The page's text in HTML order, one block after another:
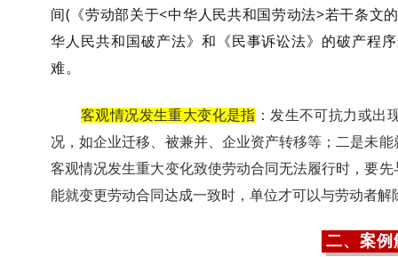
间(《劳动部关于<中华人民共和国劳动法>若干条文
华人民共和国破产法》和《民事诉讼法》的破产程
难。
客观情况发生重大变化是指 ：发生不可抗力或出
况，如企业迁移、被兼并、企业资产转移等；二是未
客观情况发生重大变化致使劳动合同无法履行时，要
能就变更劳动合同达成一致时，单位才可以与劳动者解
二、案例